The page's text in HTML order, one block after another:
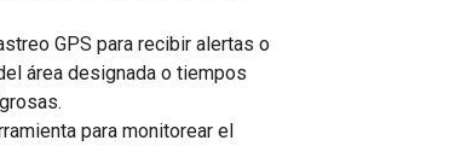
GPS para recibir alertas o
área designada o tiempos
para monitorear el